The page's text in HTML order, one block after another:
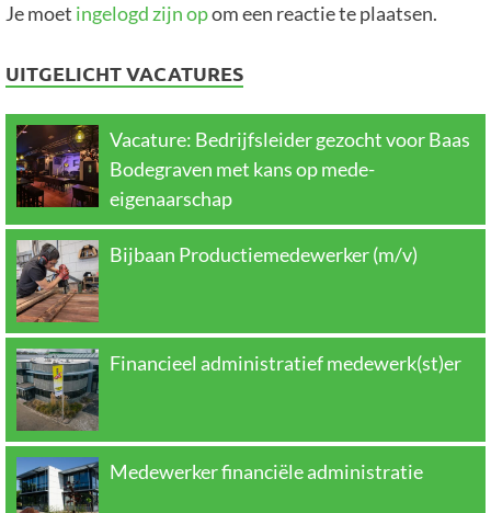
Je moet ingelogd zijn opom een reactie te plaatsen.
UITGELICHT VACATURES
Vacature: Bedrijfsleider gezocht voor Baas
Bodegraven met kans op mede-
eigenaarschap
Bijbaan Productiemedewerker (m/v)
Financieel administratief medewerk(st)er
Medewerker financiële administratie